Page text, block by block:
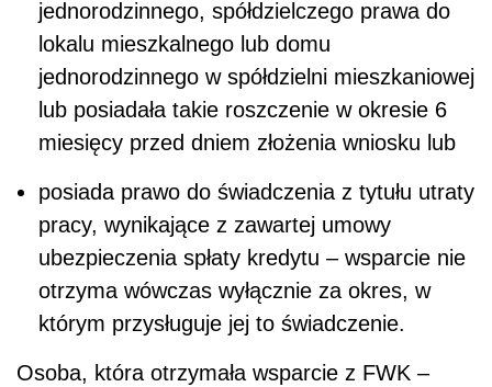
jednorodzinnego, spółdzielczego prawa do
lokalu mieszkalnego lub domu
jednorodzinnego w spółdzielni mieszkaniowej
lub posiadała takie roszczenie w okresie 6
miesięcy przed dniem złożenia wniosku lub
posiada prawo do świadczenia z tytułu utraty
pracy, wynikające z zawartej umowy
ubezpieczenia spłaty kredytu – wsparcie nie
otrzyma wówczas wyłącznie za okres, w
którym przysługuje jej to świadczenie.
Osoba, która otrzymała wsparcie z FWK –